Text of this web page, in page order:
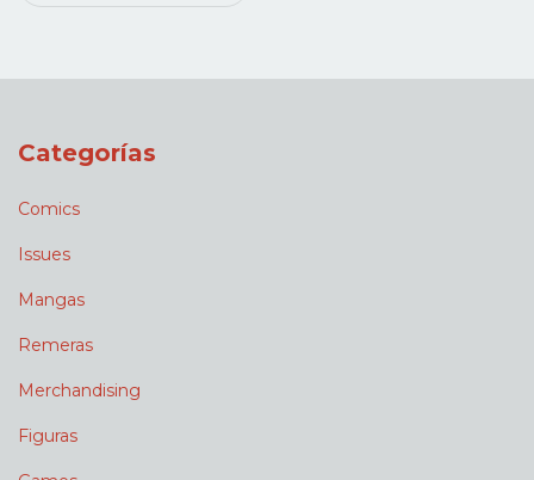
Categorías
Comics
Issues
Mangas
Remeras
Merchandising
Figuras